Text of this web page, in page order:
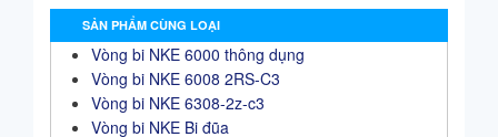
SẢN PHẨM CÙNG LOẠI
Vòng bi NKE 6000 thông dụng
Vòng bi NKE 6008 2RS-C3
Vòng bi NKE 6308-2z-c3
Vòng bi NKE Bi đũa